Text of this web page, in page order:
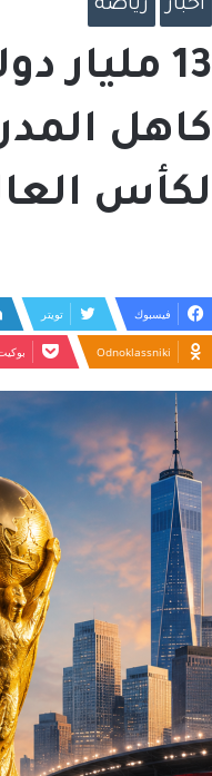
أخبار رياضة
13 مليار
كاهل
لكأس العالم
فيسبوك تويتر
Odnoklassniki